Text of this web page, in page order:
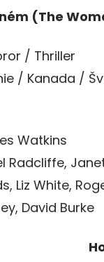
(The
/ Thriller
/ Kanada /
Watkins
Radcliffe,
Liz White,
David Burke